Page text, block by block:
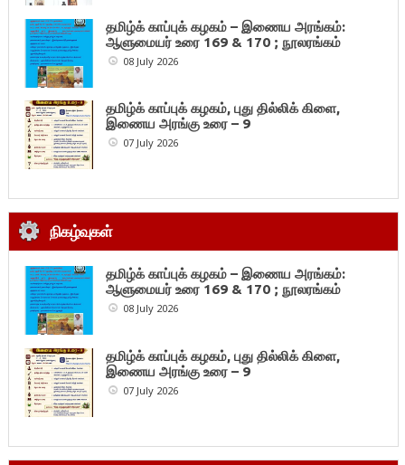
தமிழ்க் காப்புக் கழகம் – இணைய அரங்கம்:
ஆளுமையர் உரை 169 & 170 ; நூலரங்கம்
08 July 2026
தமிழ்க் காப்புக் கழகம், புது தில்லிக் கிளை,
இணைய அரங்கு உரை – 9
07 July 2026
நிகழ்வுகள்
தமிழ்க் காப்புக் கழகம் – இணைய அரங்கம்:
ஆளுமையர் உரை 169 & 170 ; நூலரங்கம்
08 July 2026
தமிழ்க் காப்புக் கழகம், புது தில்லிக் கிளை,
இணைய அரங்கு உரை – 9
07 July 2026